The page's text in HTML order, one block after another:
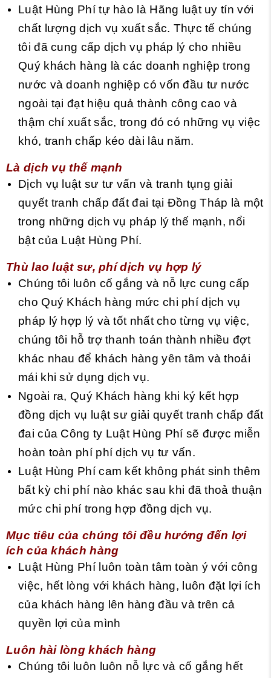
Luật Hùng Phí tự hào là Hãng luật uy tín với
chất lượng dịch vụ xuất sắc. Thực tế chúng
tôi đã cung cấp dịch vụ pháp lý cho nhiều
Quý khách hàng là các doanh nghiệp trong
nước và doanh nghiệp có vốn đầu tư nước
ngoài tại đạt hiệu quả thành công cao và
thậm chí xuất sắc, trong đó có những vụ việc
khó, tranh chấp kéo dài lâu năm.
Là dịch vụ thế mạnh
Dịch vụ luật sư tư vấn và tranh tụng giải
quyết tranh chấp đất đai tại Đồng Tháp là một
trong những dịch vụ pháp lý thế mạnh, nổi
bật của Luật Hùng Phí.
Thù lao luật sư, phí dịch vụ hợp lý
Chúng tôi luôn cố gắng và nỗ lực cung cấp
cho Quý Khách hàng mức chi phí dịch vụ
pháp lý hợp lý và tốt nhất cho từng vụ việc,
chúng tôi hỗ trợ thanh toán thành nhiều đợt
khác nhau để khách hàng yên tâm và thoải
mái khi sử dụng dịch vụ.
Ngoài ra, Quý Khách hàng khi ký kết hợp
đồng dịch vụ luật sư giải quyết tranh chấp đất
đai của Công ty Luật Hùng Phí sẽ được miễn
hoàn toàn phí phí dịch vụ tư vấn.
Luật Hùng Phí cam kết không phát sinh thêm
bất kỳ chi phí nào khác sau khi đã thoả thuận
mức chi phí trong hợp đồng dịch vụ.
Mục tiêu của chúng tôi đều hướng đến lợi
ích của khách hàng
Luật Hùng Phí luôn toàn tâm toàn ý với công
việc, hết lòng với khách hàng, luôn đặt lợi ích
của khách hàng lên hàng đầu và trên cả
quyền lợi của mình
Luôn hài lòng khách hàng
Chúng tôi luôn luôn nỗ lực và cố gắng hết